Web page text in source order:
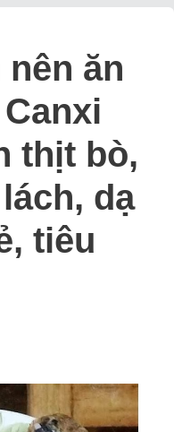
ăn
thịt bò,
dạ
tiêu